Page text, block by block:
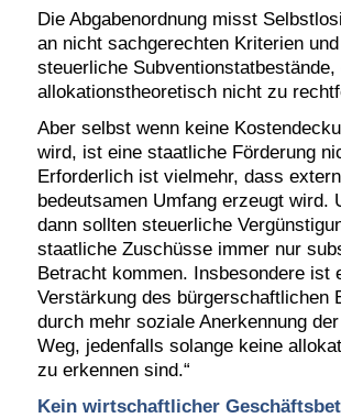
Die Abgabenordnung misst
an nicht sachgerechten Kriterien
steuerliche Subventionstatbestände,
allokationstheoretisch nicht zu
Aber selbst wenn keine
wird, ist eine staatliche Förderung
Erforderlich ist vielmehr, dass
bedeutsamen Umfang erzeugt wird.
dann sollten steuerliche
staatliche Zuschüsse immer nur
Betracht kommen. Insbesondere ist
Verstärkung des bürgerschaftlichen
durch mehr soziale Anerkennung
Weg, jedenfalls solange keine
zu erkennen sind.“
Kein wirtschaftlicher